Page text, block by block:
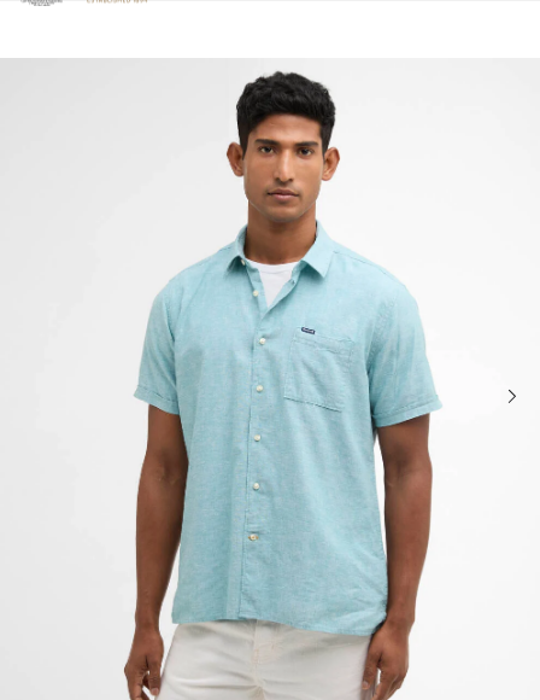
Clicca per visualizzare la nostra Dichiarazione di Accessibilità